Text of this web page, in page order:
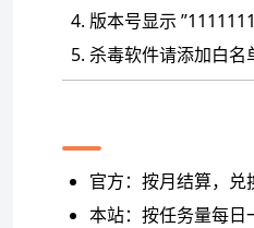
版本号显示
杀毒软件请添加白名
官方：按月结算，兑
本站：按任务量每日